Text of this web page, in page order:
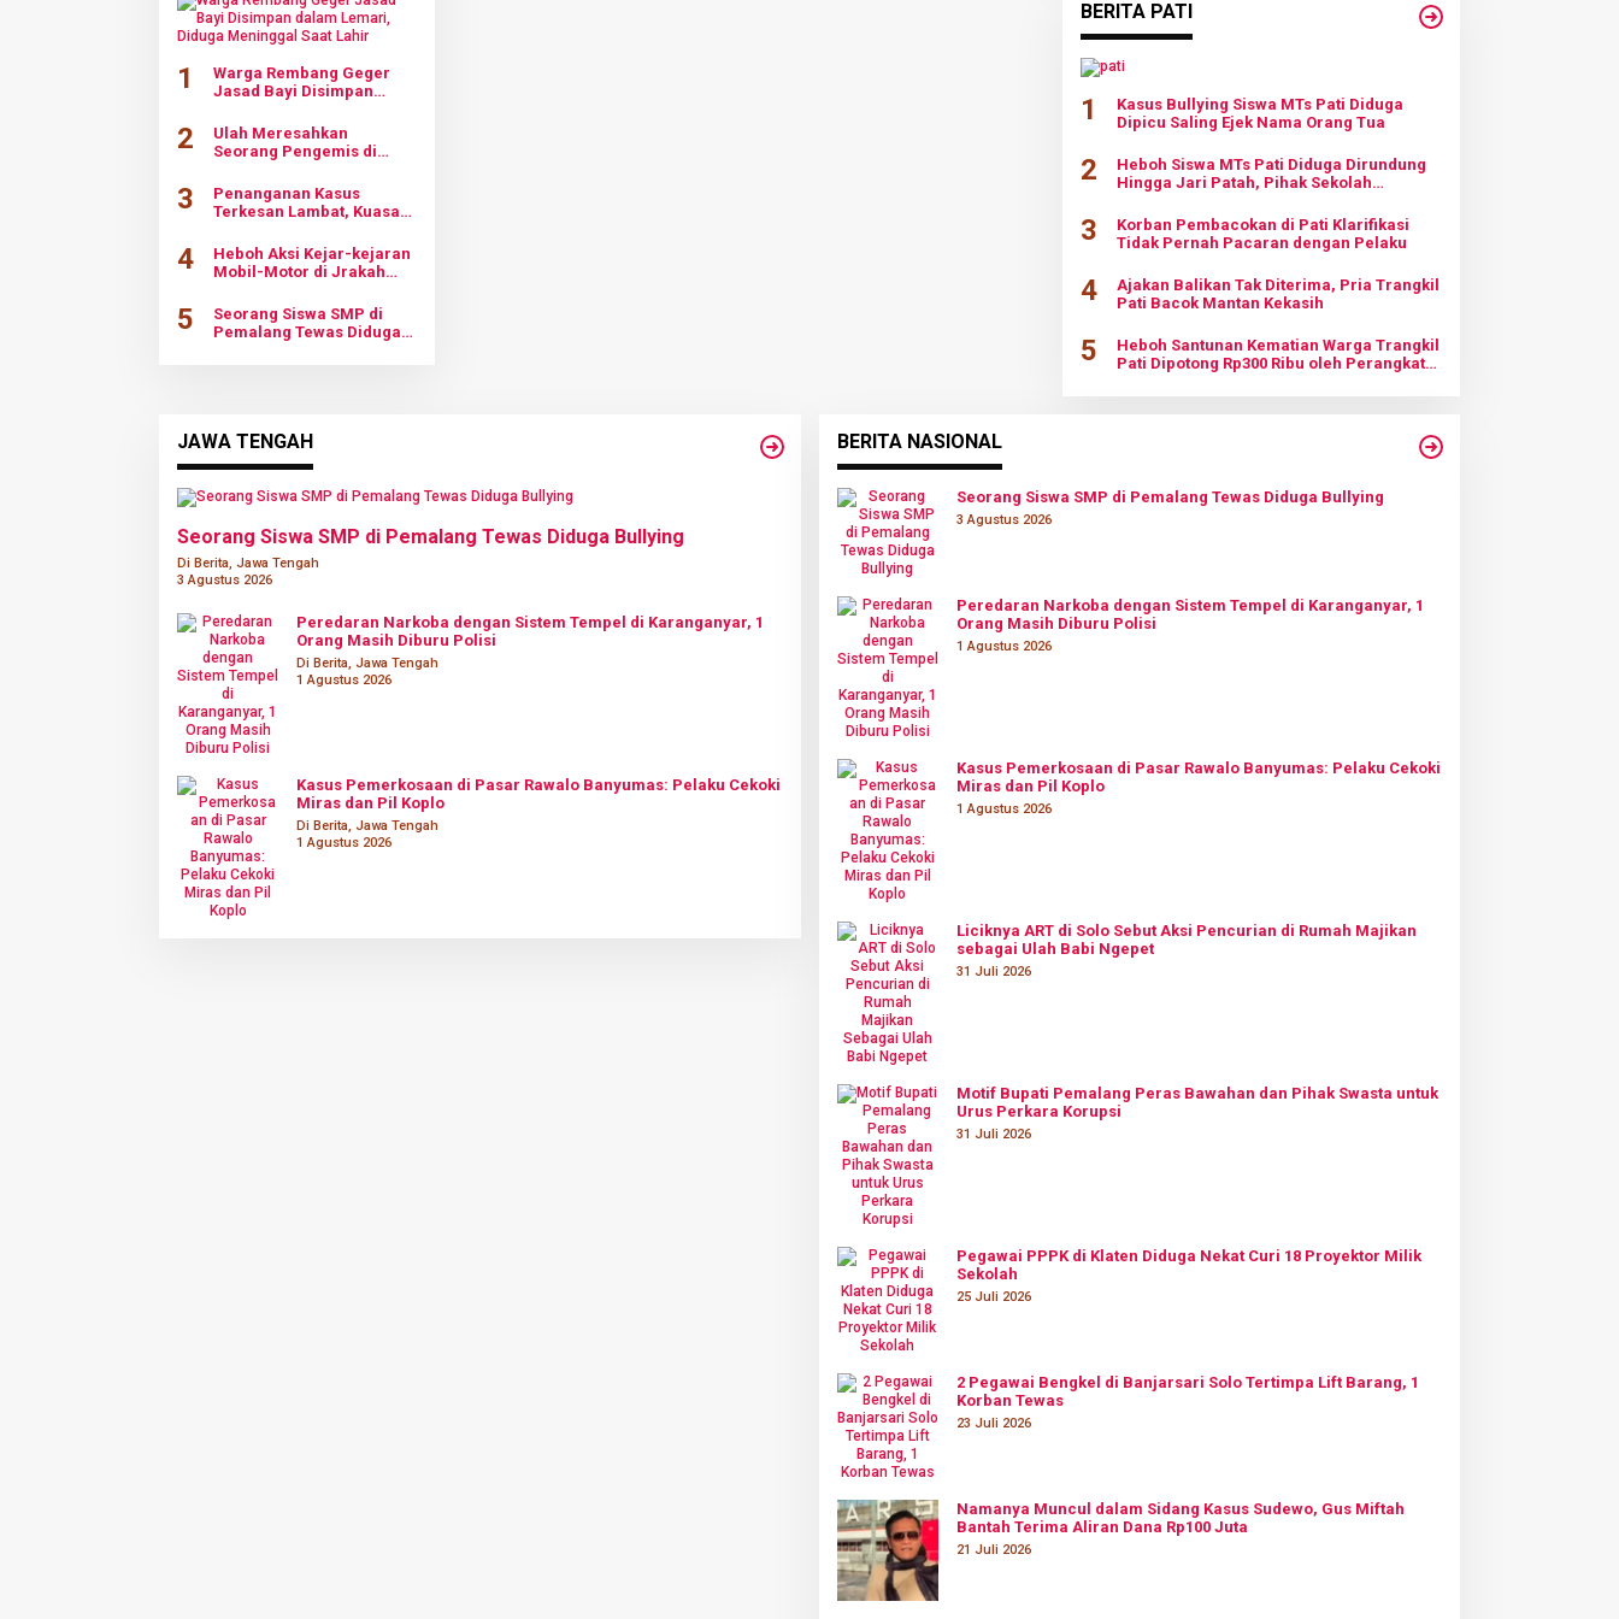
1
Warga Rembang Geger
Jasad Bayi Disimpan
Meninggal Saat Lahir
2
Ulah Meresahkan
Seorang Pengemis di
Baju Pengunjung saat Tak
Diberi Uang
3
Penanganan Kasus
Terkesan Lambat, Kuasa
Tangkap Pelaku
Pemerkosaan Anak
4
Heboh Aksi Kejar-kejaran
Mobil-Motor di Jrakah
Tabrak Lari
5
Seorang Siswa SMP di
Pemalang Tewas Diduga
BERITA PATI
1
Kasus Bullying Siswa MTs Pati Diduga
Dipicu Saling Ejek Nama Orang Tua
2
Heboh Siswa MTs Pati Diduga Dirundung
Hingga Jari Patah, Pihak Sekolah
3
Korban Pembacokan di Pati Klarifikasi
Tidak Pernah Pacaran dengan Pelaku
4
Ajakan Balikan Tak Diterima, Pria Trangkil
Pati Bacok Mantan Kekasih
5
Heboh Santunan Kematian Warga Trangkil
Pati Dipotong Rp300 Ribu oleh Perangkat
JAWA TENGAH
Seorang Siswa SMP di Pemalang Tewas Diduga Bullying
Di Berita, Jawa Tengah
3 Agustus 2026
Peredaran Narkoba dengan Sistem Tempel di Karanganyar, 1
Orang Masih Diburu Polisi
Di Berita, Jawa Tengah
1 Agustus 2026
Kasus Pemerkosaan di Pasar Rawalo Banyumas: Pelaku Cekoki
Miras dan Pil Koplo
Di Berita, Jawa Tengah
1 Agustus 2026
BERITA NASIONAL
Seorang Siswa SMP di Pemalang Tewas Diduga Bullying
3 Agustus 2026
Peredaran Narkoba dengan Sistem Tempel di Karanganyar, 1
Orang Masih Diburu Polisi
1 Agustus 2026
Kasus Pemerkosaan di Pasar Rawalo Banyumas: Pelaku Cekoki
Miras dan Pil Koplo
1 Agustus 2026
Liciknya ART di Solo Sebut Aksi Pencurian di Rumah Majikan
sebagai Ulah Babi Ngepet
31 Juli 2026
Motif Bupati Pemalang Peras Bawahan dan Pihak Swasta untuk
Urus Perkara Korupsi
31 Juli 2026
Pegawai PPPK di Klaten Diduga Nekat Curi 18 Proyektor Milik
Sekolah
25 Juli 2026
2 Pegawai Bengkel di Banjarsari Solo Tertimpa Lift Barang, 1
Korban Tewas
23 Juli 2026
Namanya Muncul dalam Sidang Kasus Sudewo, Gus Miftah
Bantah Terima Aliran Dana Rp100 Juta
21 Juli 2026